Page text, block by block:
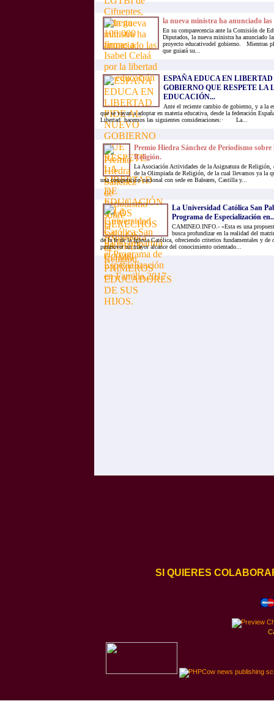
la nueva ministra ha anunciado las
En su comparecencia ante la Comisión de
Diputados, la nueva ministra ha anunciado
proyecto educativodel gobierno. Mientras
que guiará su...
ESPAÑA EDUCA EN
GOBIERNO QUE RESPETE LA
EDUCACIÓN...
Ante el reciente cambio de gobierno, y a la
que se vayan a adoptar en materia educativa, desde la federación
Libertad hacemos las siguientes consideraciones:· La...
Premio Hiedra Sánchez de Periodismo
Religión.
La Asociación Actividades de la Asignatura de Religión,
de la Olimpiada de Religión, de la cual llevamos ya la
una competición nacional con sede en Baleares, Castilla y...
La Universidad Católica San
Programa de Especialización
CAMINEO.INFO.- «Esta es una
busca profundizar en la realidad del
de la fe de la Iglesia Católica, ofreciendo criterios fundamentales y de
promover un mayor alcance del conocimiento orientado...
SI QUIERES